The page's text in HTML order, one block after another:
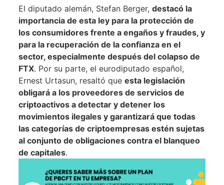
El diputado alemán, Stefan Berger, destacó la
importancia de esta ley para la protección de
los consumidores frente a engaños y fraudes, y
para la recuperación de la confianza en el
sector, especialmente después del colapso de
FTX. Por su parte, el eurodiputado español,
Ernest Urtasun, resaltó que esta legislación
obligará a los proveedores de servicios de
criptoactivos a detectar y detener los
movimientos ilegales y garantizará que todas
las categorías de criptoempresas estén sujetas
al conjunto de obligaciones contra el blanqueo
de capitales.